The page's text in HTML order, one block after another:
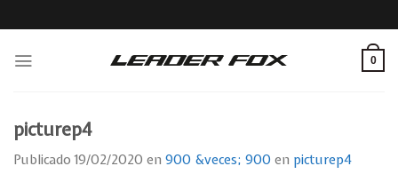
to
0
picturep4
Publicado19/02/2020 en 900 &veces; 900 en picturep4